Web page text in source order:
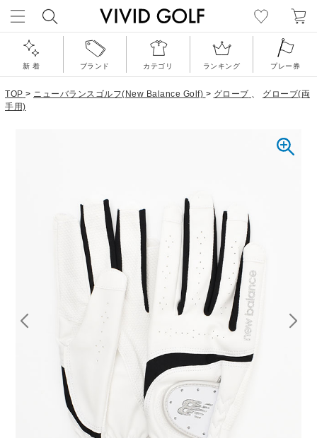
新 着 ブランド カテゴリ ランキング プレー券
TOP > ニューバランスゴルフ(New Balance Golf) > グローブ 、 グローブ(両
手用)